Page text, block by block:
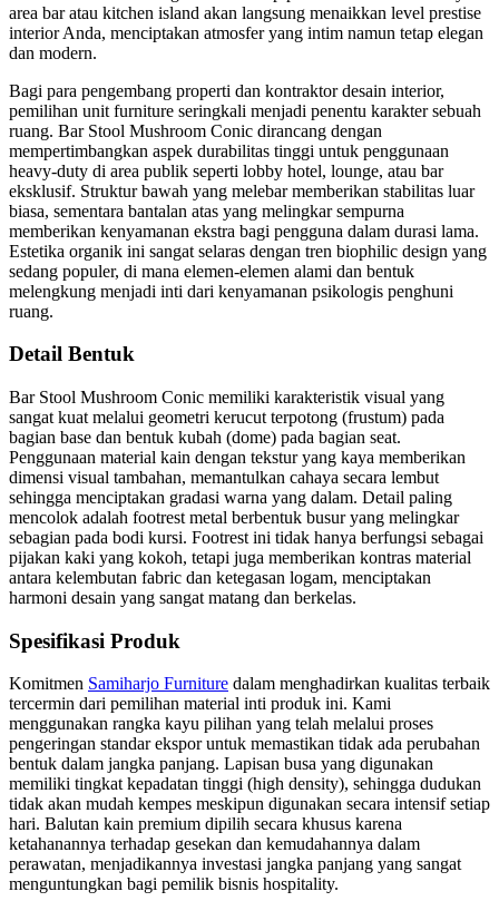
area bar atau kitchen island akan langsung menaikkan level prestise
interior Anda, menciptakan atmosfer yang intim namun tetap elegan
dan modern.
Bagi para pengembang properti dan kontraktor desain interior,
pemilihan unit furniture seringkali menjadi penentu karakter sebuah
ruang. Bar Stool Mushroom Conic dirancang dengan
mempertimbangkan aspek durabilitas tinggi untuk penggunaan
heavy-duty di area publik seperti lobby hotel, lounge, atau bar
eksklusif. Struktur bawah yang melebar memberikan stabilitas luar
biasa, sementara bantalan atas yang melingkar sempurna
memberikan kenyamanan ekstra bagi pengguna dalam durasi lama.
Estetika organik ini sangat selaras dengan tren biophilic design yang
sedang populer, di mana elemen-elemen alami dan bentuk
melengkung menjadi inti dari kenyamanan psikologis penghuni
ruang.
Detail Bentuk
Bar Stool Mushroom Conic memiliki karakteristik visual yang
sangat kuat melalui geometri kerucut terpotong (frustum) pada
bagian base dan bentuk kubah (dome) pada bagian seat.
Penggunaan material kain dengan tekstur yang kaya memberikan
dimensi visual tambahan, memantulkan cahaya secara lembut
sehingga menciptakan gradasi warna yang dalam. Detail paling
mencolok adalah footrest metal berbentuk busur yang melingkar
sebagian pada bodi kursi. Footrest ini tidak hanya berfungsi sebagai
pijakan kaki yang kokoh, tetapi juga memberikan kontras material
antara kelembutan fabric dan ketegasan logam, menciptakan
harmoni desain yang sangat matang dan berkelas.
Spesifikasi Produk
Komitmen Samiharjo Furniture dalam menghadirkan kualitas terbaik
tercermin dari pemilihan material inti produk ini. Kami
menggunakan rangka kayu pilihan yang telah melalui proses
pengeringan standar ekspor untuk memastikan tidak ada perubahan
bentuk dalam jangka panjang. Lapisan busa yang digunakan
memiliki tingkat kepadatan tinggi (high density), sehingga dudukan
tidak akan mudah kempes meskipun digunakan secara intensif setiap
hari. Balutan kain premium dipilih secara khusus karena
ketahanannya terhadap gesekan dan kemudahannya dalam
perawatan, menjadikannya investasi jangka panjang yang sangat
menguntungkan bagi pemilik bisnis hospitality.